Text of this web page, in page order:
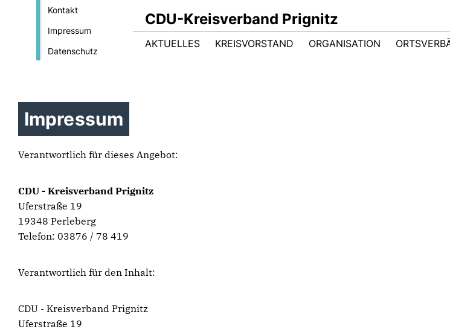
Kontakt
Impressum
Datenschutz
CDU-Kreisverband Prignitz
AKTUELLES KREISVORSTAND ORGANISATION
Impressum
Verantwortlich für dieses Angebot:
CDU - Kreisverband Prignitz
Uferstraße 19
19348 Perleberg
Telefon: 03876 / 78 419
Verantwortlich für den Inhalt:
CDU - Kreisverband Prignitz
Uferstraße 19